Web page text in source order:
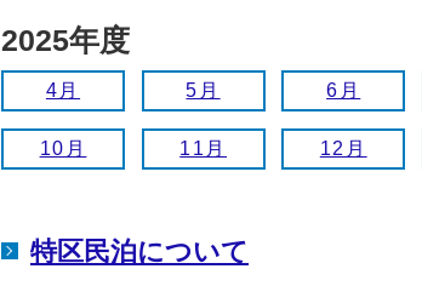
2025年度
4月 5月 6月
10月 11月 12月
特区民泊について